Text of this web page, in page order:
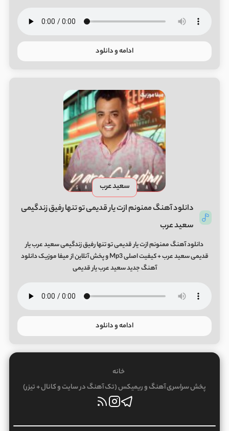
ادامه و دانلود
سعید عرب
دانلود آهنگ ممنونم ازت یار قدیمی تو تنها رفیق زندگیمی
سعید عرب
دانلود آهنگ ممنونم ازت یار قدیمی تو تنها رفیق زندگیمی سعید عرب یار
قدیمی سعید عرب + کیفیت اصلی Mp3 و پخش آنلاین از میفا موزیک دانلود
آهنگ جدید سعید عرب یار قدیمی
ادامه و دانلود
خانه
پخش سراسری آهنگ و ریمیکس (تک آهنگ در سایت و کانال + تیزر)